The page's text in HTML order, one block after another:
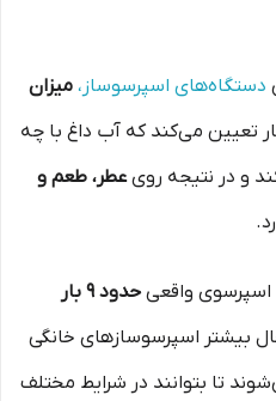
دستگاه‌های اسپرسوساز، میزان
تعیین می‌کند که آب داغ با چه
و در نتیجه رویعطر، طعم و
اسپرسوی واقعی
حدود ۹ بار
بیشتر اسپرسوسازهای خانگی
تا بتوانند در شرایط مختلف